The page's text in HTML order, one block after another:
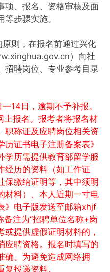
项、报名、资格审核及面
步骤实施。
原则，在报名前通过兴化
）向社
招聘岗位、专业参考目录
日，逾期不予补报。
上报名。报考者将报名材
职称证及应聘岗位相关资
证书电子注册备案表》
学历需提供教育部留学服
经历的资料（如工作证
保缴纳证明等，其中须明
材料）、本人近期一寸电
》电子版发送至邮箱xhjf
注为“招聘单位名称+岗
或提供虚假证明材料的，
应聘资格。报名时填写的
确。为避免造成网络拥
投递资料。